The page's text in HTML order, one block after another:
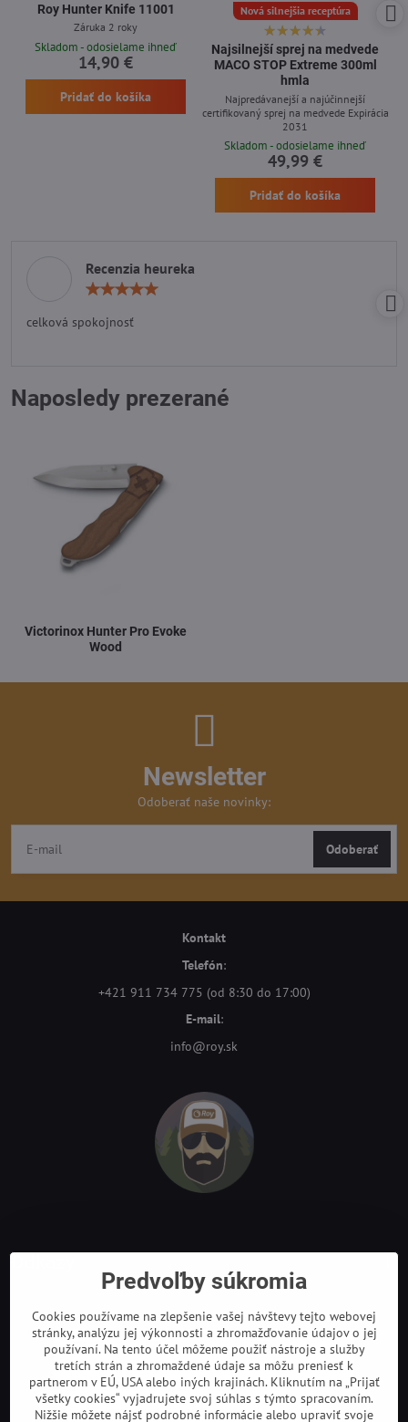
Roy Hunter Knife 11001
Záruka 2 roky
Skladom - odosielame ihneď
14,90 €
Pridať do košíka
Nová silnejšia receptúra
Najsilnejší sprej na medvede
MACO STOP Extreme 300ml
hmla
Najpredávanejší a najúčinnejší
certifikovaný sprej na medvede Expirácia
2031
Skladom - odosielame ihneď
49,99 €
Pridať do košíka
Recenzia heureka
celková spokojnosť
Naposledy prezerané
Victorinox Hunter Pro Evoke
Wood
Newsletter
Odoberať naše novinky:
Odoberať
Kontakt
Telefón:
+421 911 734 775 (od 8:30 do 17:00)
E-mail:
info@roy.sk
Predvoľby súkromia
Cookies používame na zlepšenie vašej návštevy tejto webovej
stránky, analýzu jej výkonnosti a zhromažďovanie údajov o jej
používaní. Na tento účel môžeme použiť nástroje a služby
tretích strán a zhromaždené údaje sa môžu preniesť k
partnerom v EÚ, USA alebo iných krajinách. Kliknutím na „Prijať
všetky cookies“ vyjadrujete svoj súhlas s týmto spracovaním.
Nižšie môžete nájsť podrobné informácie alebo upraviť svoje